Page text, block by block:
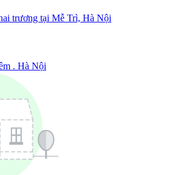
trương tại Mễ Trì, Hà Nội
. Hà Nội